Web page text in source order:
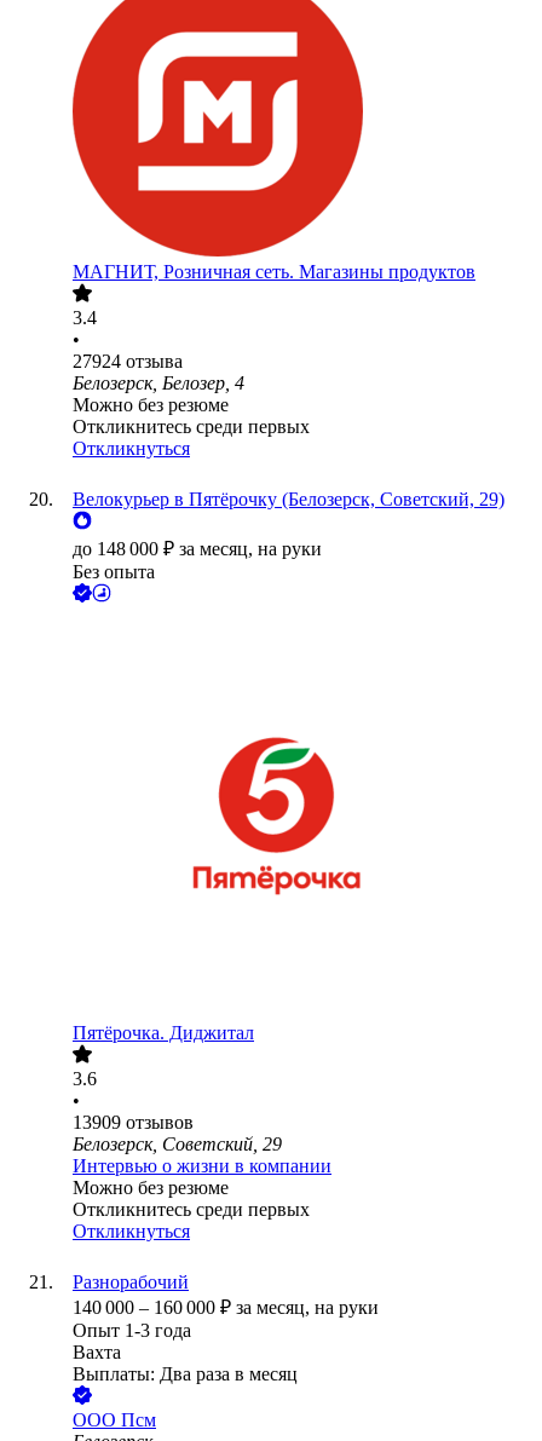
МАГНИТ, Розничная сеть. Магазины продуктов
3.4
•
27924 отзыва
Белозерск, Белозер, 4
Можно без резюме
Откликнитесь среди первых
Откликнуться
Велокурьер в Пятёрочку (Белозерск, Советский, 29)
до 148 000 ₽ за месяц, на руки
Без опыта
Пятёрочка. Диджитал
3.6
•
13909 отзывов
Белозерск, Советский, 29
Интервью о жизни в компании
Можно без резюме
Откликнитесь среди первых
Откликнуться
Разнорабочий
140 000 – 160 000 ₽ за месяц, на руки
Опыт 1-3 года
Вахта
Выплаты: Два раза в месяц
ООО Псм